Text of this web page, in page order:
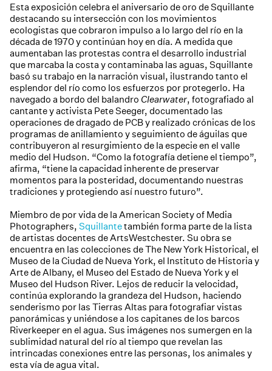
Esta exposición celebra el aniversario de oro de Squillante
destacando su intersección con los movimientos
ecologistas que cobraron impulso a lo largo del río en la
década de 1970 y continúan hoy en día. A medida que
aumentaban las protestas contra el desarrollo industrial
que marcaba la costa y contaminaba las aguas, Squillante
basó su trabajo en la narración visual, ilustrando tanto el
esplendor del río como los esfuerzos por protegerlo. Ha
navegado a bordo del balandro Clearwater, fotografiado al
cantante y activista Pete Seeger, documentado las
operaciones de dragado de PCB y realizado crónicas de los
programas de anillamiento y seguimiento de águilas que
contribuyeron al resurgimiento de la especie en el valle
medio del Hudson. “Como la fotografía detiene el tiempo”,
afirma, “tiene la capacidad inherente de preservar
momentos para la posteridad, documentando nuestras
tradiciones y protegiendo así nuestro futuro”.
Miembro de por vida de la American Society of Media
Photographers, Squillantetambién forma parte de la lista
de artistas docentes de ArtsWestchester. Su obra se
encuentra en las colecciones de The New York Historical, el
Museo de la Ciudad de Nueva York, el Instituto de Historia y
Arte de Albany, el Museo del Estado de Nueva York y el
Museo del Hudson River. Lejos de reducir la velocidad,
continúa explorando la grandeza del Hudson, haciendo
senderismo por las Tierras Altas para fotografiar vistas
panorámicas y uniéndose a los capitanes de los barcos
Riverkeeper en el agua. Sus imágenes nos sumergen en la
sublimidad natural del río al tiempo que revelan las
intrincadas conexiones entre las personas, los animales y
esta vía de agua vital.